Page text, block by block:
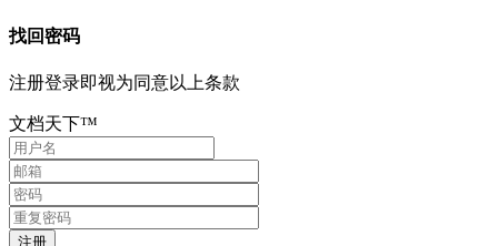
找回密码
注册登录即视为同意以上条款
文档天下™